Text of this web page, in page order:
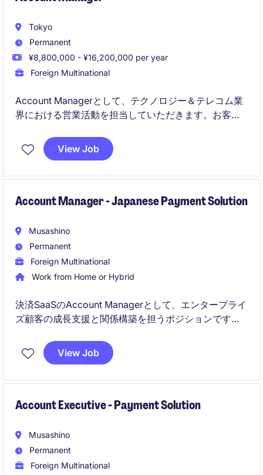
Tokyo
Permanent
¥8,800,000 - ¥16,200,000 per year
Foreign Multinational
Account Managerとして、テクノロジー＆テレコム業
界における営業活動を担当していただきます。お客様
能なビジネス関係を構築することが求められます。
View Job
Account Manager - Japanese Payment Solution
Musashino
Permanent
Foreign Multinational
Work from Home or Hybrid
決済SaaSのAccount Managerとして、エンタープライ
ズ顧客の成長支援と関係構築を担うポジションです。
データを活用した提案やアップセルに加え、カスタマ
ーサクセス組織の立ち上げにも関われる環境が整って
View Job
Account Executive - Payment Solution
Musashino
Permanent
Foreign Multinational